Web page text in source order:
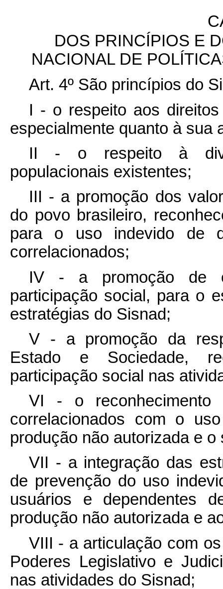
DOS PRINCÍPIOS E
NACIONAL DE
Art. 4º São princípios do
I - o respeito aos
especialmente quanto à sua
II - o respeito à
populacionais existentes;
III - a promoção dos
do povo brasileiro,
para o uso indevido de
correlacionados;
IV - a promoção de
participação social, para o
estratégias do Sisnad;
V - a promoção da
Estado e Sociedade,
participação social nas
VI - o reconhecimento
correlacionados com o
produção não autorizada e
VII - a integração das
de prevenção do uso
usuários e dependentes
produção não autorizada e
VIII - a articulação com
Poderes Legislativo e
nas atividades do Sisnad;